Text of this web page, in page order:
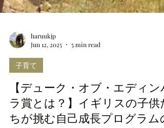
haruukjp
Jun 12, 2025
5 min read